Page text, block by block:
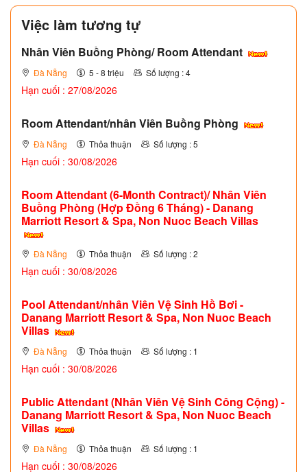
Việc làm tương tự
Nhân Viên Buồng Phòng/ Room Attendant
Đà Nẵng 5 - 8 triệu Số lượng : 4
Hạn cuối : 27/08/2026
Room Attendant/nhân Viên Buồng Phòng
Đà Nẵng Thỏa thuận Số lượng : 5
Hạn cuối : 30/08/2026
Room Attendant (6-Month Contract)/ Nhân Viên
Buồng Phòng (Hợp Đồng 6 Tháng) - Danang
Marriott Resort & Spa, Non Nuoc Beach Villas
Đà Nẵng Thỏa thuận Số lượng : 2
Hạn cuối : 30/08/2026
Pool Attendant/nhân Viên Vệ Sinh Hồ Bơi -
Danang Marriott Resort & Spa, Non Nuoc Beach
Villas
Đà Nẵng Thỏa thuận Số lượng : 1
Hạn cuối : 30/08/2026
Public Attendant (Nhân Viên Vệ Sinh Công Cộng) -
Danang Marriott Resort & Spa, Non Nuoc Beach
Villas
Đà Nẵng Thỏa thuận Số lượng : 1
Hạn cuối : 30/08/2026